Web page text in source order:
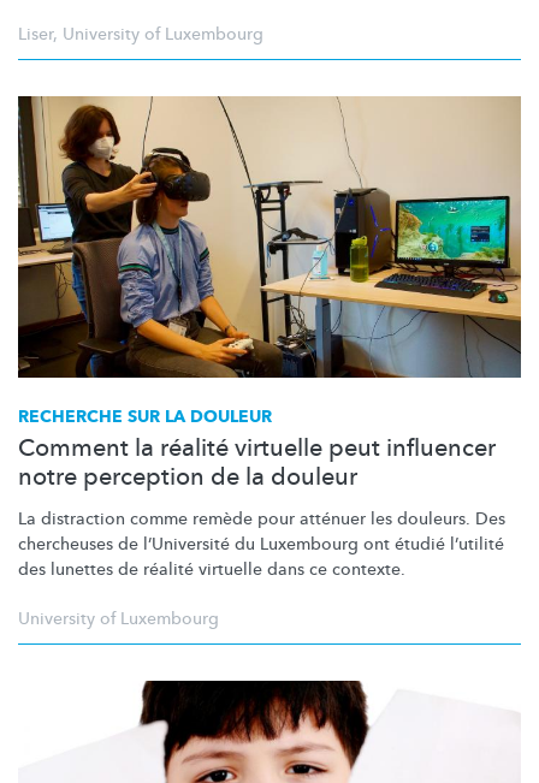
Liser, University of Luxembourg
RECHERCHE SUR LA DOULEUR
Comment la réalité virtuelle peut influencer
notre perception de la douleur
La distraction comme remède pour atténuer les douleurs. Des
chercheuses de l’Université du Luxembourg ont étudié l’utilité
des lunettes de réalité virtuelle dans ce contexte.
University of Luxembourg